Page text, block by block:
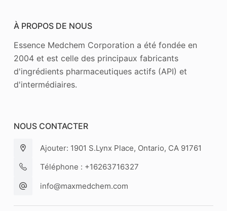
À PROPOS DE NOUS
Essence Medchem Corporation a été fondée en
2004 et est celle des principaux fabricants
d'ingrédients pharmaceutiques actifs (API) et
d'intermédiaires.
NOUS CONTACTER
Ajouter: 1901 S.Lynx Place, Ontario, CA 91761
Téléphone : +16263716327
info@maxmedchem.com